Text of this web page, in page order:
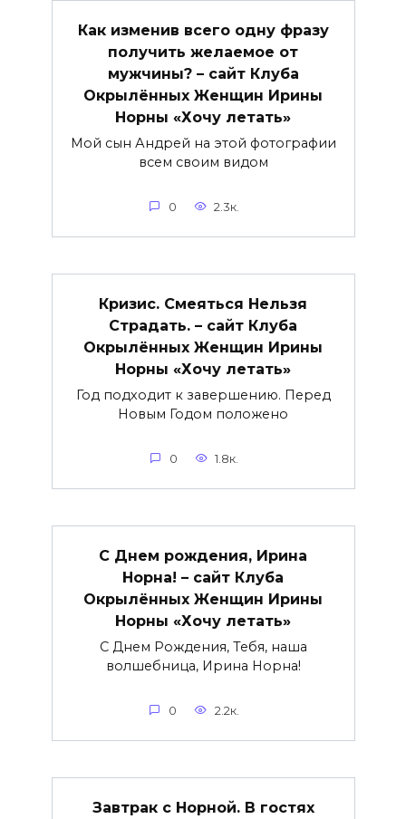
Как изменив всего одну фразу
получить желаемое от
мужчины? – сайт Клуба
Окрылённых Женщин Ирины
Норны «Хочу летать»
Мой сын Андрей на этой фотографии
всем своим видом
0 2.3к.
Кризис. Смеяться Нельзя
Страдать. – сайт Клуба
Окрылённых Женщин Ирины
Норны «Хочу летать»
Год подходит к завершению. Перед
Новым Годом положено
0 1.8к.
С Днем рождения, Ирина
Норна! – сайт Клуба
Окрылённых Женщин Ирины
Норны «Хочу летать»
С Днем Рождения, Тебя, наша
волшебница, Ирина Норна!
0 2.2к.
Завтрак с Норной. В гостях